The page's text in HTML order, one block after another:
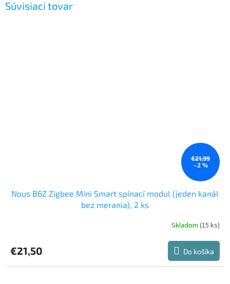
Súvisiaci tovar
€21,99
–2 %
Nous B6Z Zigbee Mini Smart spínací modul (jeden kanál
bez merania), 2 ks
Skladom (15 ks)
€21,50 Do košíka